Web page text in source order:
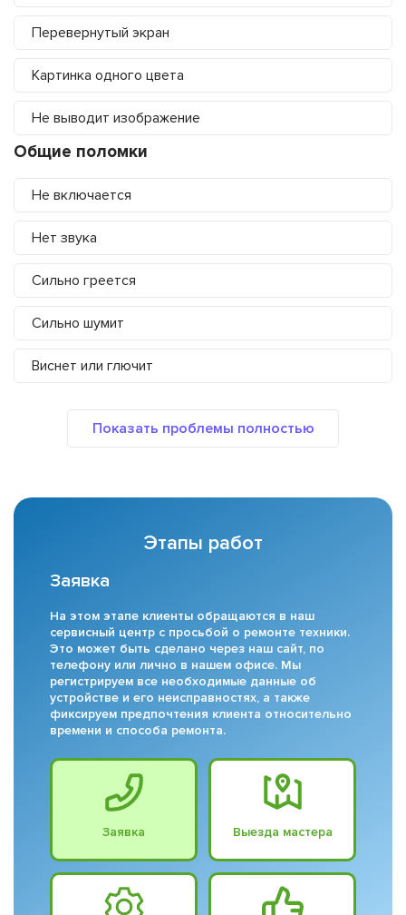
Перевернутый экран
Картинка одного цвета
Не выводит изображение
Общие поломки
Не включается
Нет звука
Сильно греется
Сильно шумит
Виснет или глючит
Этапы работ
Заявка
На этом этапе клиенты обращаются в наш
сервисный центр с просьбой о ремонте техники.
Это может быть сделано через наш сайт, по
телефону или лично в нашем офисе. Мы
регистрируем все необходимые данные об
устройстве и его неисправностях, а также
фиксируем предпочтения клиента относительно
времени и способа ремонта.
Заявка Выезда мастера